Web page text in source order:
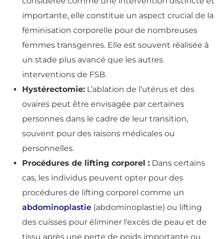
importante, elle constitue un aspect crucial de la
féminisation corporelle pour de nombreuses
femmes transgenres. Elle est souvent réalisée à
un stade plus avancé que les autres
interventions de FSB.
Hystérectomie: L’ablation de l’utérus et des
ovaires peut être envisagée par certaines
personnes dans le cadre de leur transition,
souvent pour des raisons médicales ou
personnelles.
Procédures de lifting corporel : Dans certains
cas, les individus peuvent opter pour des
procédures de lifting corporel comme un
abdominoplastie (abdominoplastie) ou lifting
des cuisses pour éliminer l'excès de peau et de
tissu après une perte de poids importante ou